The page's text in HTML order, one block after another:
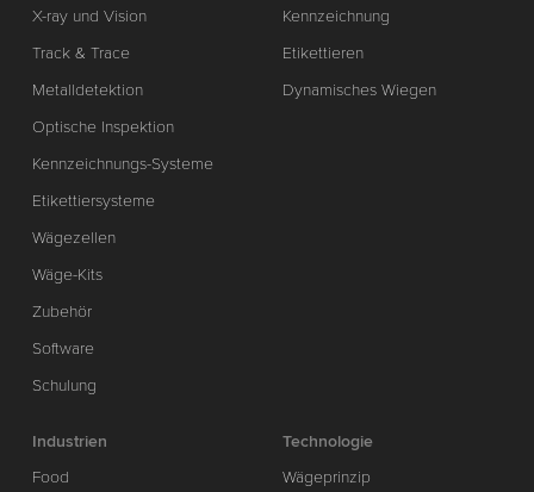
X-ray und Vision
Track & Trace
Metalldetektion
Optische Inspektion
Kennzeichnungs-Systeme
Etikettiersysteme
Wägezellen
Wäge-Kits
Zubehör
Software
Schulung
Kennzeichnung
Etikettieren
Dynamisches Wiegen
Industrien
Food
Technologie
Wägeprinzip